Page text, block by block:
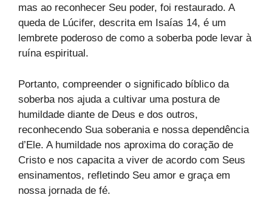
mas ao reconhecer Seu poder, foi restaurado. A
queda de Lúcifer, descrita em Isaías 14, é um
lembrete poderoso de como a soberba pode levar à
ruína espiritual.
Portanto, compreender o significado bíblico da
soberba nos ajuda a cultivar uma postura de
humildade diante de Deus e dos outros,
reconhecendo Sua soberania e nossa dependência
d’Ele. A humildade nos aproxima do coração de
Cristo e nos capacita a viver de acordo com Seus
ensinamentos, refletindo Seu amor e graça em
nossa jornada de fé.